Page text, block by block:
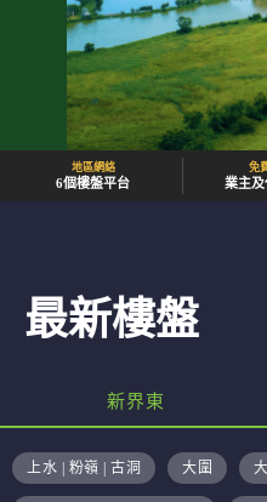
地區網絡
6個樓盤平台
免
業主
最新樓盤
新界東
上水 | 粉嶺 | 古洞 大圍